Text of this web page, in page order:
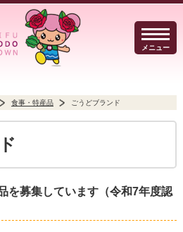
メニュー
ベント・観光
行政 よくある質問
食事・特産品 ごうどブランド
を募集しています（令和7年度認